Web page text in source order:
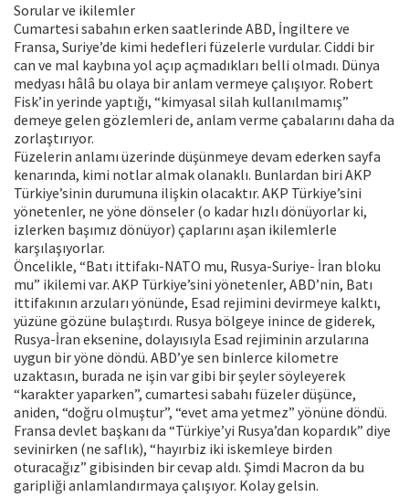
Sorular ve ikilemler
Cumartesi sabahın erken saatlerinde ABD, İngiltere ve
Fransa, Suriye’de kimi hedefleri füzelerle vurdular. Ciddi bir
can ve mal kaybına yol açıp açmadıkları belli olmadı. Dünya
medyası hâlâ bu olaya bir anlam vermeye çalışıyor. Robert
Fisk’in yerinde yaptığı, “kimyasal silah kullanılmamış”
demeye gelen gözlemleri de, anlam verme çabalarını daha da
zorlaştırıyor.
Füzelerin anlamı üzerinde düşünmeye devam ederken sayfa
kenarında, kimi notlar almak olanaklı. Bunlardan biri AKP
Türkiye’sinin durumuna ilişkin olacaktır. AKP Türkiye’sini
yönetenler, ne yöne dönseler (o kadar hızlı dönüyorlar ki,
izlerken başımız dönüyor) çaplarını aşan ikilemlerle
karşılaşıyorlar.
Öncelikle, “Batı ittifakı-NATO mu, Rusya-Suriye- İran bloku
mu” ikilemi var. AKP Türkiye’sini yönetenler, ABD’nin, Batı
ittifakının arzuları yönünde, Esad rejimini devirmeye kalktı,
yüzüne gözüne bulaştırdı. Rusya bölgeye inince de giderek,
Rusya-İran eksenine, dolayısıyla Esad rejiminin arzularına
uygun bir yöne döndü. ABD’ye sen binlerce kilometre
uzaktasın, burada ne işin var gibi bir şeyler söyleyerek
“karakter yaparken”, cumartesi sabahı füzeler düşünce,
aniden, “doğru olmuştur”, “evet ama yetmez” yönüne döndü.
Fransa devlet başkanı da “Türkiye’yi Rusya’dan kopardık” diye
sevinirken (ne saflık), “hayırbiz iki iskemleye birden
oturacağız” gibisinden bir cevap aldı. Şimdi Macron da bu
garipliği anlamlandırmaya çalışıyor. Kolay gelsin.